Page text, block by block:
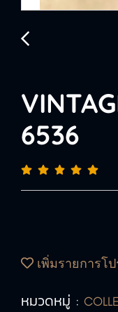
6536
เพิ่มรายการโ
หมวดหมู่ :